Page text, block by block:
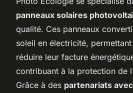
panneaux solaires
qualité. Ces panneaux
soleil en électricité,
réduire leur facture
contribuant à la protection de
Grâce à des partenariats